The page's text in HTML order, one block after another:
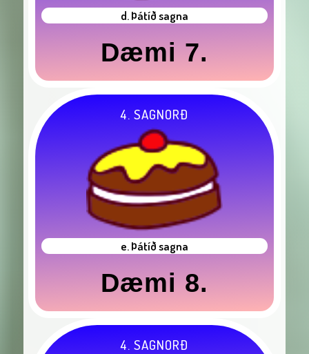
d. Þátíð sagna
Dæmi 7.
4. SAGNORÐ
e. Þátíð sagna
Dæmi 8.
4. SAGNORÐ